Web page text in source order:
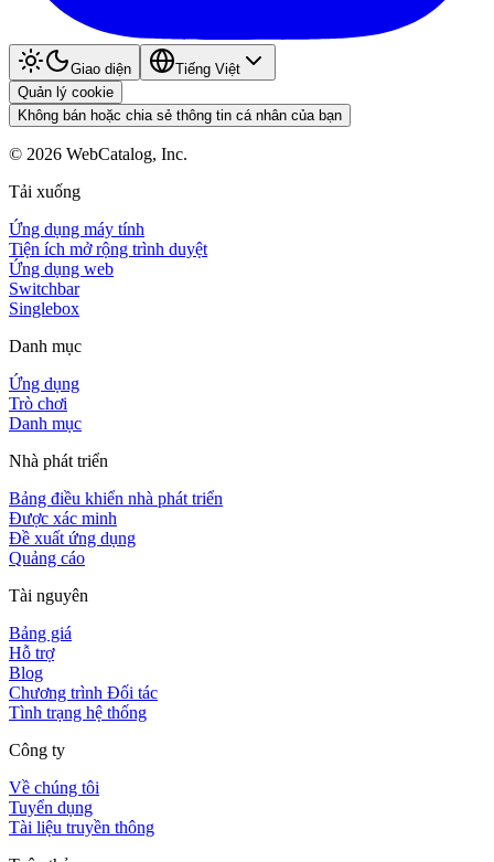
Giao diện
Tiếng Việt
Quản lý cookie
Không bán hoặc chia sẻ thông tin cá nhân của bạn
© 2026 WebCatalog, Inc.
Tải xuống
Ứng dụng máy tính
Tiện ích mở rộng trình duyệt
Ứng dụng web
Switchbar
Singlebox
Danh mục
Ứng dụng
Trò chơi
Danh mục
Nhà phát triển
Bảng điều khiển nhà phát triển
Được xác minh
Đề xuất ứng dụng
Quảng cáo
Tài nguyên
Bảng giá
Hỗ trợ
Blog
Chương trình Đối tác
Tình trạng hệ thống
Công ty
Về chúng tôi
Tuyển dụng
Tài liệu truyền thông